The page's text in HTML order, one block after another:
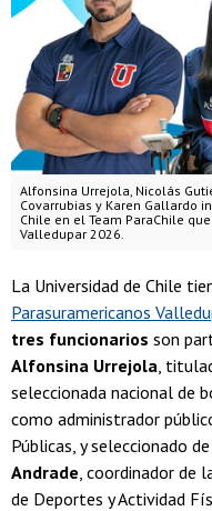
Alfonsina Urrejola, Nicolás
Covarrubias y Karen Gallardo
Chile en el Team ParaChile
Valledupar 2026.
La Universidad de Chile
Parasuramericanos
tres funcionarios son
Alfonsina Urrejola ,
seleccionada nacional de
como administrador
Públicas, y seleccionado
Andrade , coordinador de
de Deportes y Actividad